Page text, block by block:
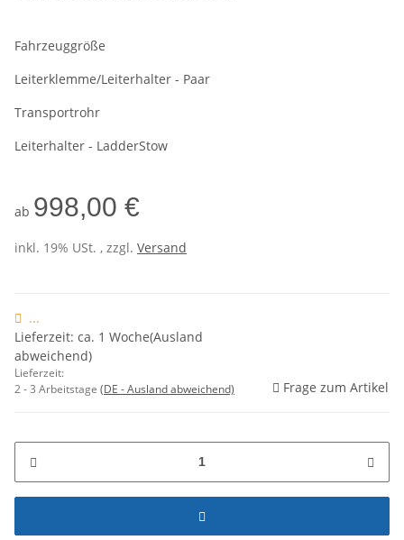
Fahrzeuggröße
Leiterklemme/Leiterhalter - Paar
Transportrohr
Leiterhalter - LadderStow
ab 998,00 €
inkl. 19% USt. , zzgl. Versand
...
Lieferzeit: ca. 1 Woche(Ausland
abweichend)
Lieferzeit:
2 - 3 Arbeitstage (DE - Ausland abweichend) Frage zum Artikel